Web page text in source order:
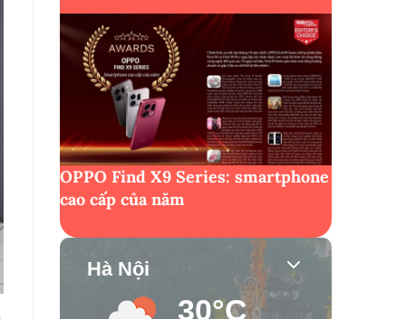
OPPO Find X9 Series: smartphone
cao cấp của năm
Hà Nội
30°C